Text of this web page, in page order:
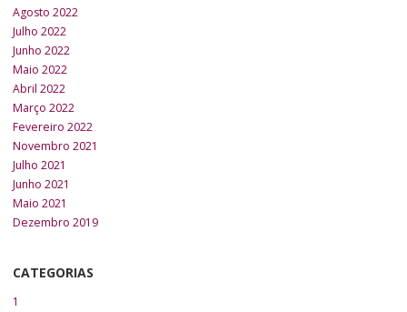
Agosto 2022
Julho 2022
Junho 2022
Maio 2022
Abril 2022
Março 2022
Fevereiro 2022
Novembro 2021
Julho 2021
Junho 2021
Maio 2021
Dezembro 2019
CATEGORIAS
1